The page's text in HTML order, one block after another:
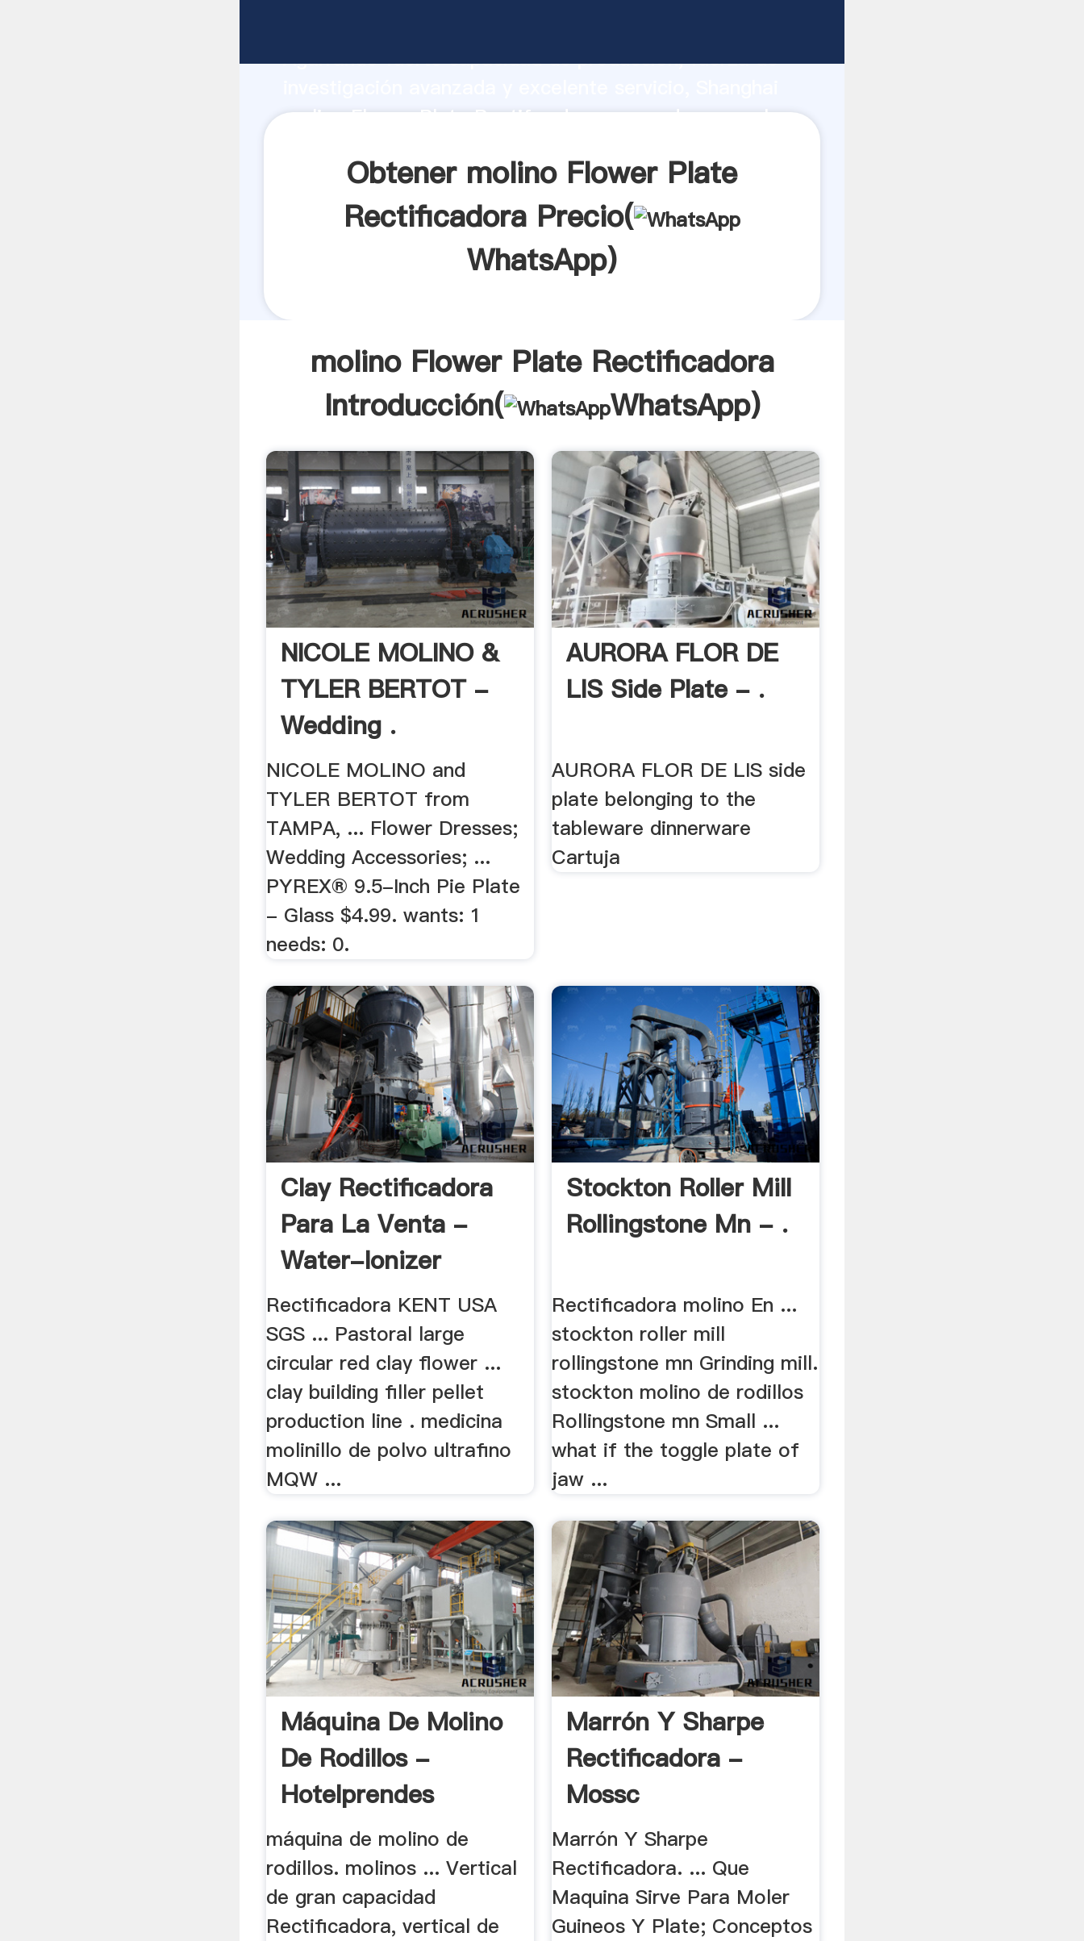
Agarrando fuerte capacidad de producción, fuerza de
molino Flower Plate Rectificadora proveedor crea el
Obtener molino Flower Plate
Rectificadora Precio(
WhatsApp)
molino Flower Plate Rectificadora
Introducción(
WhatsApp)
NICOLE MOLINO &
TYLER BERTOT -
Wedding .
NICOLE MOLINO and
TYLER BERTOT from
TAMPA, ... Flower Dresses;
Wedding Accessories; ...
PYREX® 9.5-Inch Pie Plate
- Glass $4.99. wants: 1
needs: 0.
AURORA FLOR DE
LIS Side Plate - .
AURORA FLOR DE LIS side
plate belonging to the
tableware dinnerware
Cartuja
Clay Rectificadora
Para La Venta -
Water-Ionizer
Rectificadora KENT USA
SGS ... Pastoral large
circular red clay flower ...
clay building filler pellet
production line . medicina
molinillo de polvo ultrafino
MQW ...
Stockton Roller Mill
Rollingstone Mn - .
Rectificadora molino En ...
stockton roller mill
rollingstone mn Grinding mill.
stockton molino de rodillos
Rollingstone mn Small ...
what if the toggle plate of
jaw ...
Máquina De Molino
De Rodillos -
Hotelprendes
máquina de molino de
rodillos. molinos ... Vertical
de gran capacidad
Rectificadora, vertical de
Marrón Y Sharpe
Rectificadora -
Mossc
Marrón Y Sharpe
Rectificadora. ... Que
Maquina Sirve Para Moler
Guineos Y Plate; Conceptos